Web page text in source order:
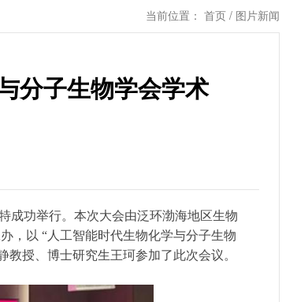
当前位置： 首页 / 图片新闻
分子生物学会学术
成功举行。本次大会由泛环渤海地区生物
，以 “ 人工智能时代生物化学与分子生物
教授、博士研究生王珂参加了此次会议。